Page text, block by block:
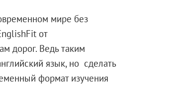
мире без
от
дорог. Ведь таким
язык, но сделать
формат изучения